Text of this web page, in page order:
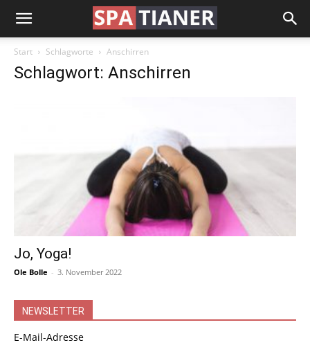
Start Schlagworte Anschirren
Schlagwort: Anschirren
Jo, Yoga!
Ole Bolle - 3. November 2022
NEWSLETTER
E-Mail-Adresse